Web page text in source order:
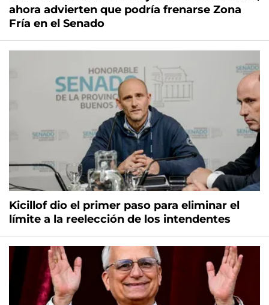
ahora advierten que podría frenarse Zona
Fría en el Senado
Kicillof dio el primer paso para eliminar el
límite a la reelección de los intendentes